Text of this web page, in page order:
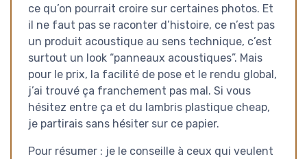
ce qu’on pourrait croire sur certaines photos. Et
il ne faut pas se raconter d’histoire, ce n’est pas
un produit acoustique au sens technique, c’est
surtout un look “panneaux acoustiques”. Mais
pour le prix, la facilité de pose et le rendu global,
j’ai trouvé ça franchement pas mal. Si vous
hésitez entre ça et du lambris plastique cheap,
je partirais sans hésiter sur ce papier.
Pour résumer : je le conseille à ceux qui veulent